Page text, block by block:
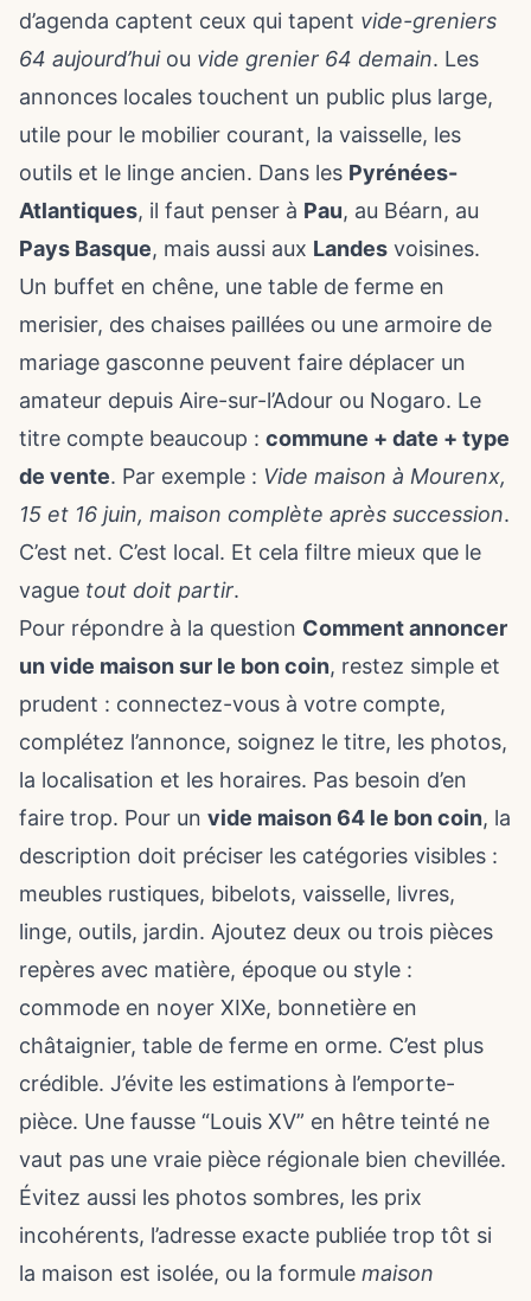
d’agenda captent ceux qui tapent vide-greniers
64 aujourd’huiou vide grenier 64 demain. Les
annonces locales touchent un public plus large,
utile pour le mobilier courant, la vaisselle, les
outils et le linge ancien. Dans les Pyrénées-
Atlantiques, il faut penser à Pau, au Béarn, au
Pays Basque, mais aussi aux Landes voisines.
Un buffet en chêne, une table de ferme en
merisier, des chaises paillées ou une armoire de
mariage gasconne peuvent faire déplacer un
amateur depuis Aire-sur-l’Adour ou Nogaro. Le
titre compte beaucoup : commune + date + type
de vente. Par exemple : Vide maison à Mourenx,
15 et 16 juin, maison complète après succession.
C’est net. C’est local. Et cela filtre mieux que le
vague tout doit partir.
Pour répondre à la question Comment annoncer
un vide maison sur le bon coin, restez simple et
prudent : connectez-vous à votre compte,
complétez l’annonce, soignez le titre, les photos,
la localisation et les horaires. Pas besoin d’en
faire trop. Pour un vide maison 64 le bon coin, la
description doit préciser les catégories visibles :
meubles rustiques, bibelots, vaisselle, livres,
linge, outils, jardin. Ajoutez deux ou trois pièces
repères avec matière, époque ou style :
commode en noyer XIXe, bonnetière en
châtaignier, table de ferme en orme. C’est plus
crédible. J’évite les estimations à l’emporte-
pièce. Une fausse “Louis XV” en hêtre teinté ne
vaut pas une vraie pièce régionale bien chevillée.
Évitez aussi les photos sombres, les prix
incohérents, l’adresse exacte publiée trop tôt si
la maison est isolée, ou la formule maison